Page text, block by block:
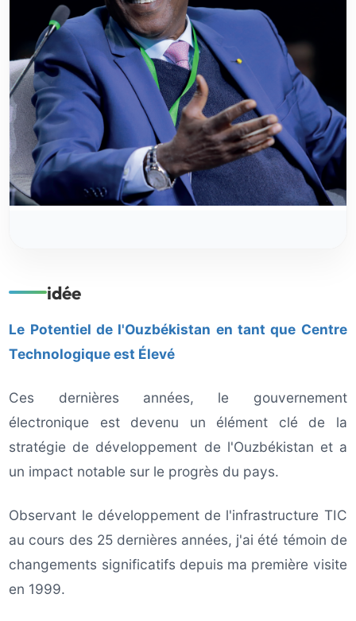
idée
Le Potentiel de l'Ouzbékistan en tant que Centre
Technologique est Élevé
Ces dernières années, le gouvernement
électronique est devenu un élément clé de la
stratégie de développement de l'Ouzbékistan et a
un impact notable sur le progrès du pays.
Observant le développement de l'infrastructure TIC
au cours des 25 dernières années, j'ai été témoin de
changements significatifs depuis ma première visite
en 1999.